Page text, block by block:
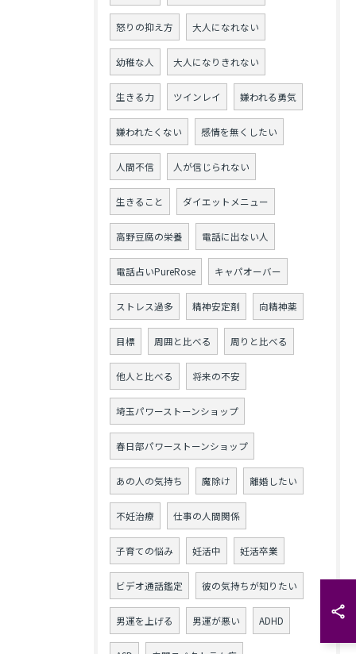
怒りの抑え方 大人になれない
幼稚な人 大人になりきれない
生きる力 ツインレイ 嫌われる勇気
嫌われたくない 感情を無くしたい
人間不信 人が信じられない
生きること ダイエットメニュー
高野豆腐の栄養 電話に出ない人
電話占いPureRose キャパオーバー
ストレス過多 精神安定剤 向精神薬
目標 周囲と比べる 周りと比べる
他人と比べる 将来の不安
埼玉パワーストーンショップ
春日部パワーストーンショップ
あの人の気持ち 魔除け 離婚したい
不妊治療 仕事の人間関係
子育ての悩み 妊活中 妊活卒業
ビデオ通話鑑定 彼の気持ちが知りたい
男運を上げる 男運が悪い ADHD